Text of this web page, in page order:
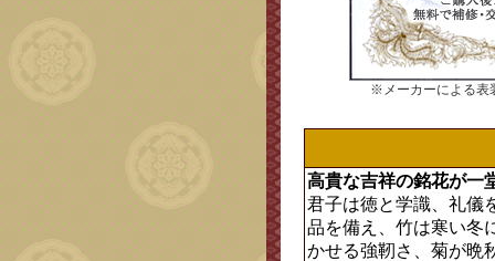
※メーカーによる表
高貴な吉祥の銘花が一
君子は徳と学識、礼儀
品を備え、竹は寒い冬
かせる強靭さ、菊が晩